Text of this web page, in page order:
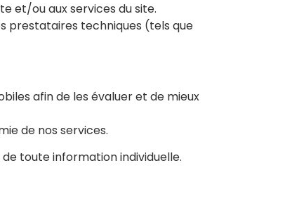
et/ou aux services du site.
prestataires techniques (tels que
afin de les évaluer et de mieux
de nos services.
toute information individuelle.